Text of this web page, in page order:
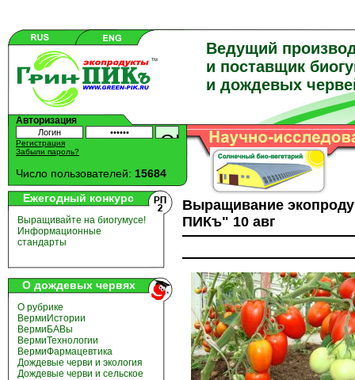
Ведущий
и поставщик
и дождевых
Авторизация
Регистрация
Забыли пароль?
Число пользователей: 15684
Ежегодный конкурс
Выращивайте на биогумусе!
Информационные
стандарты
О дождевых червях
О рубрике
ВермиИстории
ВермиБАВы
ВермиТехнологии
ВермиФармацевтика
Дождевые черви и экология
Дождевые черви и сельское
Выращивание
ПИКъ" 10 авг